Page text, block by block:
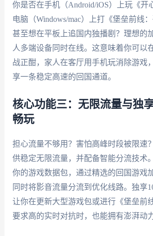
你是否在手机（Android/iOS）上玩《开
电脑（Windows/mac）上打《堡垒前线
甚至想在平板上追国内独播剧？理想的
人多端设备同时在线。这意味着你可以
战正酣，家人在客厅用手机玩消除游戏
享一条稳定高速的回国通道。
核心功能三：无限流量与独
畅玩
担心流量不够用？害怕高峰时段被限速
供稳定无限流量，并配备智能分流技术
你的游戏数据包，通过精选的回国游戏
同时将影音流量分流到优化线路。独享
让你在更新大型游戏包或进行《堡垒前
要求高的实时对抗时，也能拥有澎湃动力